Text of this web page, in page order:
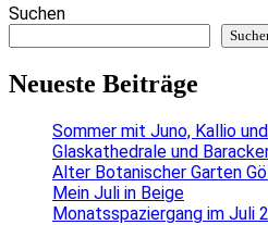
Suchen
Neueste Beiträge
Sommer mit Juno, Kallio
Glaskathedrale und
Alter Botanischer Garten
Mein Juli in Beige
Monatsspaziergang im Juli